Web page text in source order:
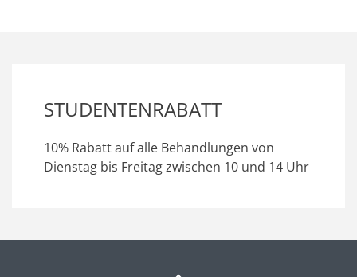
STUDENTENRABATT
10% Rabatt auf alle Behandlungen von
Dienstag bis Freitag zwischen 10 und 14 Uhr